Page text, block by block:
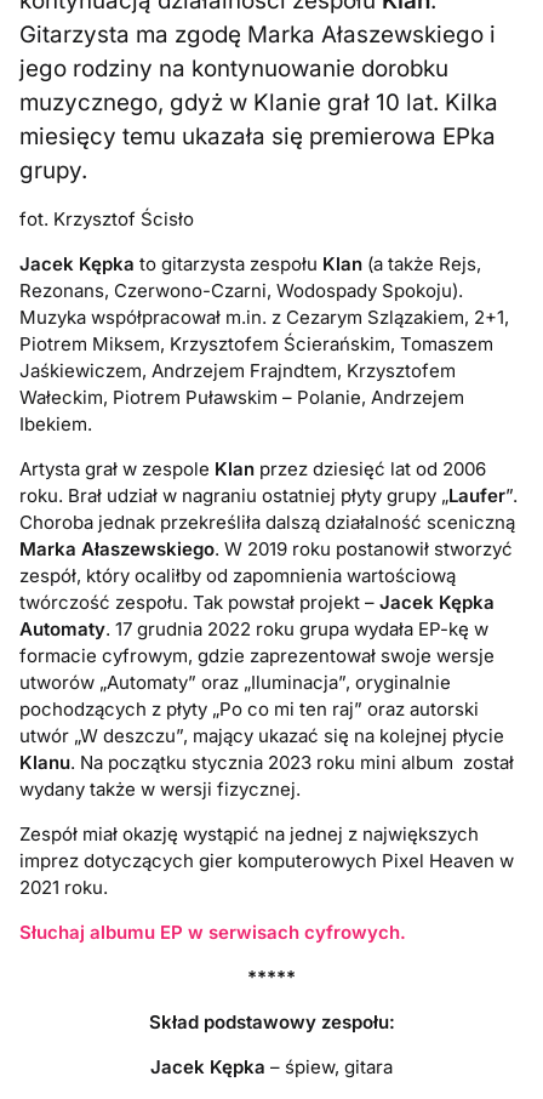
Gitarzysta ma zgodę Marka Ałaszewskiego i
jego rodziny na kontynuowanie dorobku
muzycznego, gdyż w Klanie grał 10 lat. Kilka
miesięcy temu ukazała się premierowa EPka
grupy.
fot. Krzysztof Ścisło
Jacek Kępka to gitarzysta zespołu Klan (a także Rejs,
Rezonans, Czerwono-Czarni, Wodospady Spokoju).
Muzyka współpracował m.in. z Cezarym Szlązakiem, 2+1,
Piotrem Miksem, Krzysztofem Ścierańskim, Tomaszem
Jaśkiewiczem, Andrzejem Frajndtem, Krzysztofem
Wałeckim, Piotrem Puławskim – Polanie, Andrzejem
Ibekiem.
Artysta grał w zespole Klan przez dziesięć lat od 2006
roku. Brał udział w nagraniu ostatniej płyty grupy „Laufer”.
Choroba jednak przekreśliła dalszą działalność sceniczną
Marka Ałaszewskiego. W 2019 roku postanowił stworzyć
zespół, który ocaliłby od zapomnienia wartościową
twórczość zespołu. Tak powstał projekt –Jacek Kępka
Automaty. 17 grudnia 2022 roku grupa wydała EP-kę w
formacie cyfrowym, gdzie zaprezentował swoje wersje
utworów „Automaty” oraz „Iluminacja”, oryginalnie
pochodzących z płyty „Po co mi ten raj” oraz autorski
utwór „W deszczu”, mający ukazać się na kolejnej płycie
Klanu. Na początku stycznia 2023 roku mini album został
wydany także w wersji fizycznej.
Zespół miał okazję wystąpić na jednej z największych
imprez dotyczących gier komputerowych Pixel Heaven w
2021 roku.
Słuchaj albumu EP w serwisach cyfrowych.
*****
Skład podstawowy zespołu:
Jacek Kępka – śpiew, gitara